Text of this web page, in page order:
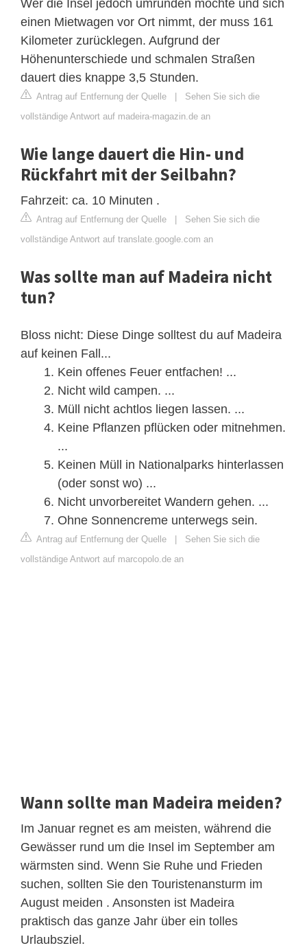
Wer die Insel jedoch umrunden möchte und sich
einen Mietwagen vor Ort nimmt, der muss 161
Kilometer zurücklegen. Aufgrund der
Höhenunterschiede und schmalen Straßen
dauert dies knappe 3,5 Stunden.
Antrag auf Entfernung der Quelle | Sehen Sie sich die
vollständige Antwort auf madeira-magazin.de an
Wie lange dauert die Hin- und
Rückfahrt mit der Seilbahn?
Fahrzeit: ca. 10 Minuten .
Antrag auf Entfernung der Quelle | Sehen Sie sich die
vollständige Antwort auf translate.google.com an
Was sollte man auf Madeira nicht
tun?
Bloss nicht: Diese Dinge solltest du auf Madeira
auf keinen Fall...
Kein offenes Feuer entfachen! ...
Nicht wild campen. ...
Müll nicht achtlos liegen lassen. ...
Keine Pflanzen pflücken oder mitnehmen.
...
Keinen Müll in Nationalparks hinterlassen
(oder sonst wo) ...
Nicht unvorbereitet Wandern gehen. ...
Ohne Sonnencreme unterwegs sein.
Antrag auf Entfernung der Quelle | Sehen Sie sich die
vollständige Antwort auf marcopolo.de an
Wann sollte man Madeira meiden?
Im Januar regnet es am meisten, während die
Gewässer rund um die Insel im September am
wärmsten sind. Wenn Sie Ruhe und Frieden
suchen, sollten Sie den Touristenansturm im
August meiden . Ansonsten ist Madeira
praktisch das ganze Jahr über ein tolles
Urlaubsziel.